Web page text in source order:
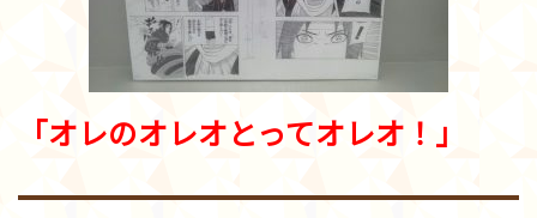
「オレのオレオとってオレオ！」